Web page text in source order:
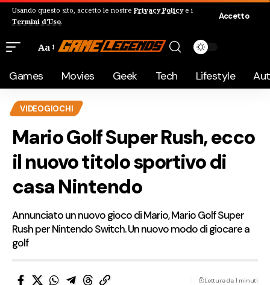
Usando questo sito, accetto le nostre Privacy Policye i
Termini d'Uso.
Accetto
Aa
Games Movies Geek Tech Lifestyle
VIDEOGIOCHI
Mario Golf Super Rush, ecco
il nuovo titolo sportivo di
casa Nintendo
Annunciato un nuovo gioco di Mario, Mario Golf Super
Rush per Nintendo Switch. Un nuovo modo di giocare a
golf
Lettura da 1 minuti